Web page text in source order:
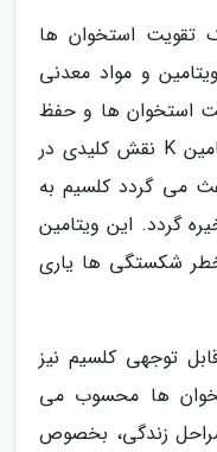
استخوان ها
و مواد معدنی
استخوان ها و حفظ
سلامت آن ها یاری می نماید. ویتامین K نقش کلیدی در
می گردد کلسیم به
گردد. این ویتامین
شکستگی ها یاری
توجهی کلسیم نیز
ها محسوب می
زندگی، بخصوص